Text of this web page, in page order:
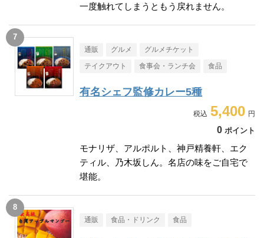
一度触れてしまうともう戻れません。
通販 グルメ グルメチケット
テイクアウト 食事会・ランチ会 食品
有名シェフ監修カレー5種
5,400
0 ポイント
モナリザ、アルポルト、神戸精養軒、エク
ティル、乃木坂しん。名店の味をご自宅で
堪能。
通販 食品・ドリンク 食品